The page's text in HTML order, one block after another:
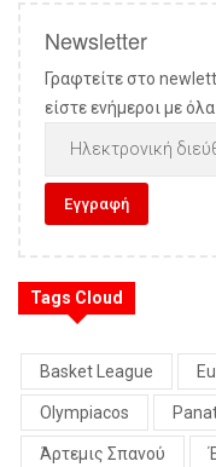
Newsletter
Γραφτείτε στο
είστε ενήμεροι με
Tags Cloud
Basket League
Olympiacos
Άρτεμις Σπανού